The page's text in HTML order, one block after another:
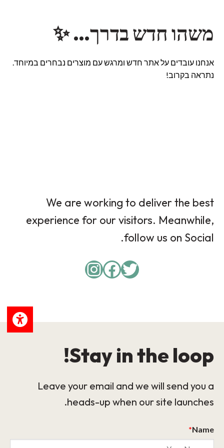
משהו חדש בדרך… ✨
אנחנו עובדים על אתר חדש ומרגש עם מוצרים נבחרים במיוחד.
נתראה בקרוב!
We are working to deliver the best
experience for our visitors. Meanwhile,
follow us on Social.
Twitter
Facebook
Instagram
Stay in the loop!
Leave your email and we will send you a
heads-up when our site launches.
Name
*